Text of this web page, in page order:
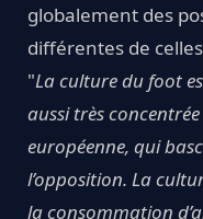
globalement des
différentes de
"La culture du foot
aussi très
européenne, qui
l’opposition. La
la consommation